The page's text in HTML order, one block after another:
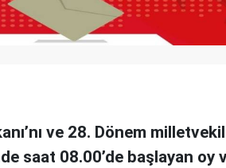
ve 28. Dönem
saat 08.00’de başlayan oy